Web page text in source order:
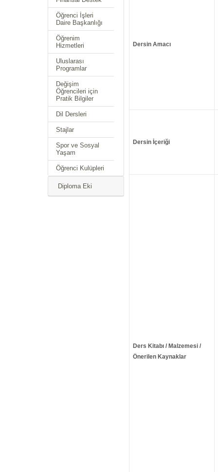
Öğrenci İşleri
Daire Başkanlığı
Öğrenim
Hizmetleri
Uluslarası
Programlar
Değişim
Öğrencileri için
Pratik Bilgiler
Dil Dersleri
Stajlar
Spor ve Sosyal
Yaşam
Öğrenci Kulüpleri
Diploma Eki
Dersin Amacı
Dersin İçeriği
Ders Kitabı / Malzemesi /
Önerilen Kaynaklar